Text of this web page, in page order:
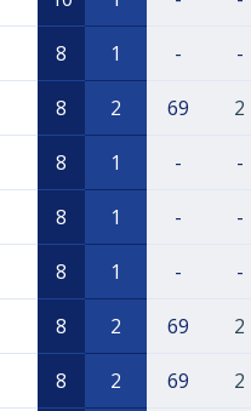
8 1 - -
8 2 69 2
8 1 - -
8 1 - -
8 1 - -
8 2 69 2
8 2 69 2